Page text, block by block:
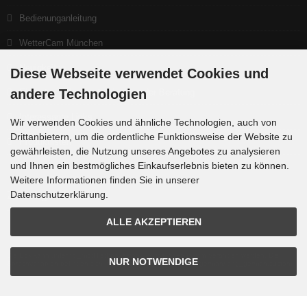
Bedienunganleitung
WetterCam München
Neuigkeiten
Ein gutes Teleskop beginnt bei der Beratung
Interessante Links
Produktlisten
Zahlungsmethoden
Sprachvariablen befinden sich in der Datei tpl_modified/lang/german/lang_german.custom.
Diese Webseite verwendet Cookies und
andere Technologien
Wir verwenden Cookies und ähnliche Technologien, auch von
Drittanbietern, um die ordentliche Funktionsweise der Website zu
gewährleisten, die Nutzung unseres Angebotes zu analysieren
und Ihnen ein bestmögliches Einkaufserlebnis bieten zu können.
Weitere Informationen finden Sie in unserer
Datenschutzerklärung.
ALLE AKZEPTIEREN
NUR NOTWENDIGE